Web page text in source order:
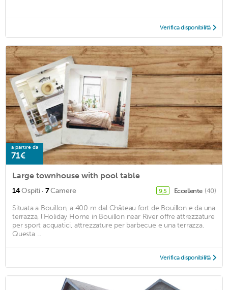
Verifica disponibilità
a partire da
71€
Large townhouse with pool table
14Ospiti · 7Camere 9,5 Eccellente (40)
Situata a Bouillon, a 400 m dal Château fort de Bouillon e da una
terrazza, l'Holiday Home in Bouillon near River offre attrezzature
per sport acquatici, attrezzature per barbecue e una terrazza.
Questa ...
Verifica disponibilità